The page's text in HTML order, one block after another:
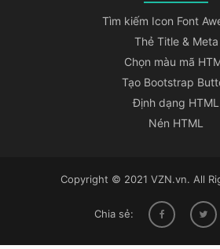
Tìm kiếm Icon Font
Thẻ Title & Meta
Chọn màu mã
Tạo Bootstrap
Định dạng HTML
Nén HTML
Copyright © 2021 VZN.vn. All
Chia sẻ: